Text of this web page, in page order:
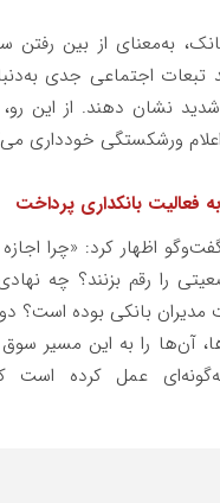
به‌معنای از بین رفتن
تبعات اجتماعی جدی
نشان دهند. از این
ورشکستگی خودداری
فعالیت بانکداری پرداخت
اظهار کرد: «چرا
را رقم بزنند؟ چه
مدیران بانکی بوده است؟
آن‌ها را به این مسیر سوق
عمل کرده است